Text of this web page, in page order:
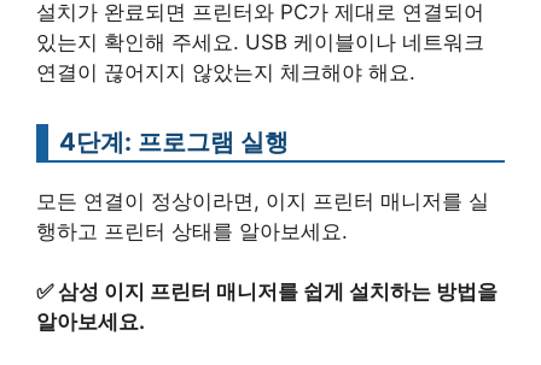
설치가 완료되면 프린터와 PC가 제대로 연결되어
있는지 확인해 주세요. USB 케이블이나 네트워크
연결이 끊어지지 않았는지 체크해야 해요.
4단계: 프로그램 실행
모든 연결이 정상이라면, 이지 프린터 매니저를 실
행하고 프린터 상태를 알아보세요.
✅삼성 이지 프린터 매니저를 쉽게 설치하는 방법을
알아보세요.